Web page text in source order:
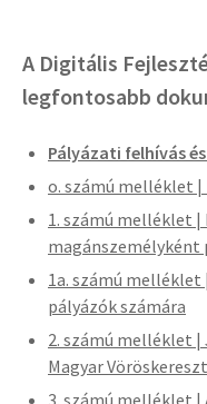
A Digitális
legfontosabb
Pályázati felhívás
o. számú melléklet |
1. számú melléklet
magánszemélyként
1a. számú
pályázók számára
2. számú melléklet
Magyar
3. számú melléklet